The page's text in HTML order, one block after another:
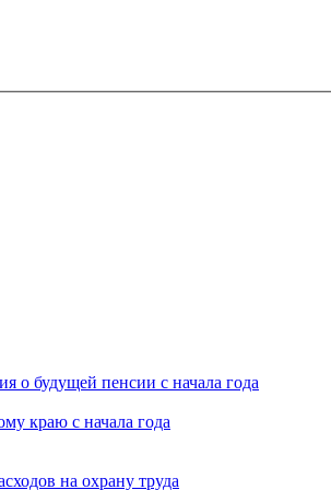
о будущей пенсии с начала года
краю с начала года
на охрану труда